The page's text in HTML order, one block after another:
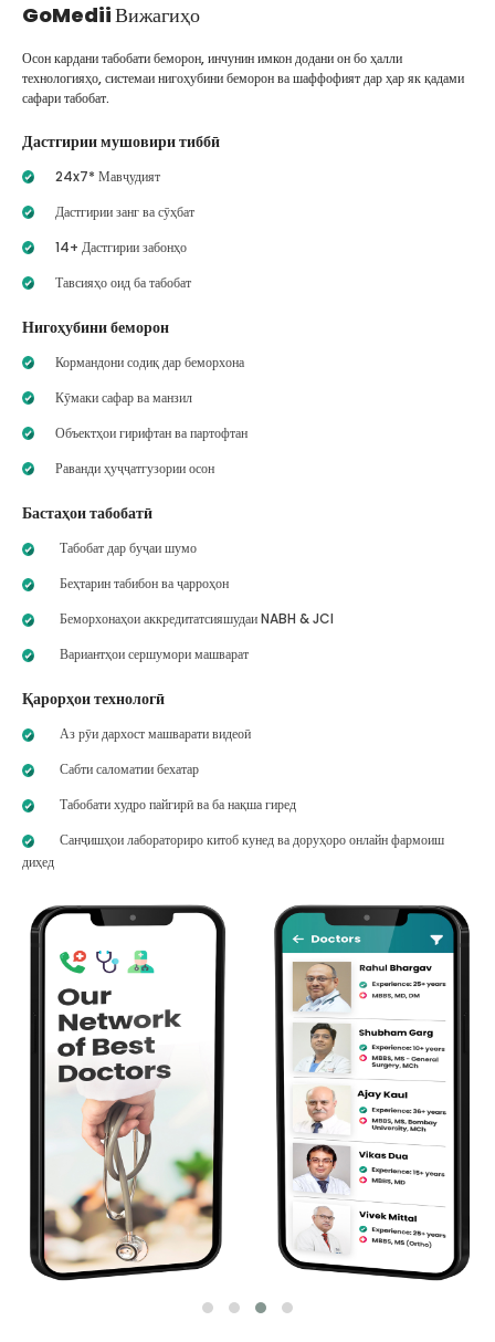
GoMediiВижагиҳо
Осон кардани табобати беморон, инчунин имкон додани он бо ҳалли
технологияҳо, системаи нигоҳубини беморон ва шаффофият дар ҳар як қадами
сафари табобат.
Дастгирии мушовири тиббӣ
24x7* Мавҷудият
Дастгирии занг ва сӯҳбат
14+ Дастгирии забонҳо
Тавсияҳо оид ба табобат
Нигоҳубини беморон
Кормандони содиқ дар беморхона
Кӯмаки сафар ва манзил
Объектҳои гирифтан ва партофтан
Раванди ҳуҷҷатгузории осон
Бастаҳои табобатӣ
Табобат дар буҷаи шумо
Беҳтарин табибон ва ҷарроҳон
Беморхонаҳои аккредитатсияшудаи NABH & JCI
Вариантҳои сершумори машварат
Қарорҳои технологӣ
Аз рӯи дархост машварати видеоӣ
Сабти саломатии бехатар
Табобати худро пайгирӣ ва ба нақша гиред
Санҷишҳои лабораториро китоб кунед ва доруҳоро онлайн фармоиш
диҳед